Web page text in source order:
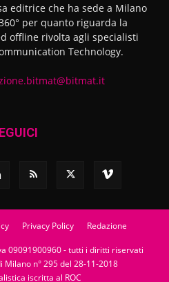
editrice che ha sede a Milano
per quanto riguarda la
offline rivolta agli specialisti
Technology.
Privacy Policy Redazione
09091900960 - tutti i diritti riservati
Milano n° 295 del 28-11-2018
iscritta al ROC